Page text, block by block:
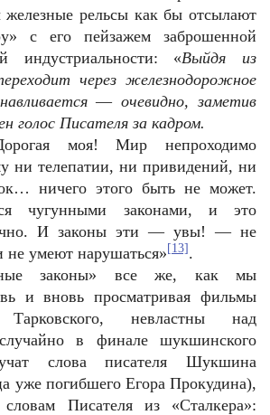
железные рельсы как бы отсылают
с его пейзажем заброшенной
индустриальности: «Выйдя из
через железнодорожное
—очевидно, заметив
голос Писателя за кадром.
моя! Мир непроходимо
ни телепатии, ни привидений, ни
ничего этого быть не может.
чугунными законами, и это
И законы эти — увы! — не
умеют нарушаться» [13] .
законы» все же, как мы
и вновь просматривая фильмы
невластны над
в финале шукшинского
слова писателя Шукшина
уже погибшего Егора Прокудина),
словам Писателя из «Сталкера»: